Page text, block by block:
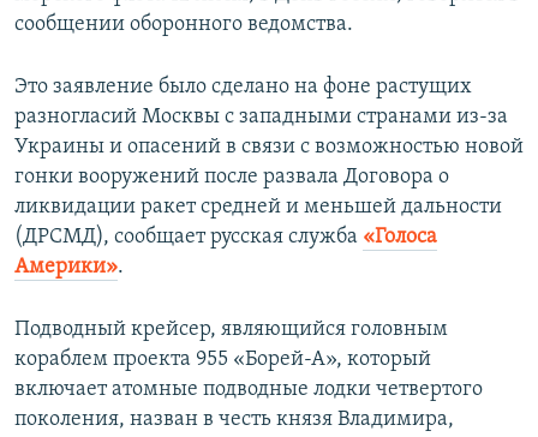
сообщении оборонного ведомства.
Это заявление было сделано на фоне растущих
разногласий Москвы с западными странами из-за
Украины и опасений в связи с возможностью новой
гонки вооружений после развала Договора о
ликвидации ракет средней и меньшей дальности
(ДРСМД), сообщает русская служба «Голоса
Америки».
Подводный крейсер, являющийся головным
кораблем проекта 955 «Борей-А», который
включает атомные подводные лодки четвертого
поколения, назван в честь князя Владимира,